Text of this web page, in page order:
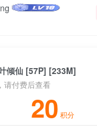
倾仙 [57P] [233M]
请付费后查看
20 积分